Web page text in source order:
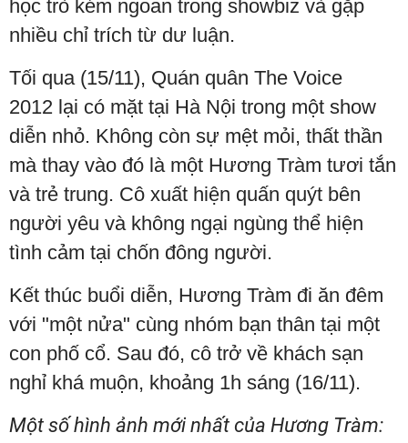
học trò kém ngoan trong showbiz và gặp
nhiều chỉ trích từ dư luận.
Tối qua (15/11), Quán quân The Voice
2012 lại có mặt tại Hà Nội trong một show
diễn nhỏ. Không còn sự mệt mỏi, thất thần
mà thay vào đó là một Hương Tràm tươi tắn
và trẻ trung. Cô xuất hiện quấn quýt bên
người yêu và không ngại ngùng thể hiện
tình cảm tại chốn đông người.
Kết thúc buổi diễn, Hương Tràm đi ăn đêm
với "một nửa" cùng nhóm bạn thân tại một
con phố cổ. Sau đó, cô trở về khách sạn
nghỉ khá muộn, khoảng 1h sáng (16/11).
Một số hình ảnh mới nhất của Hương Tràm: